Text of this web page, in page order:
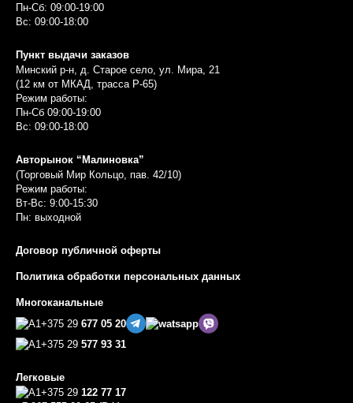
Пн-Сб: 09:00-19:00
Вс: 09:00-18:00
Пункт выдачи заказов
Минский р-н, д. Старое село, ул. Мира, 21
(12 км от МКАД, трасса P-65)
Режим работы:
Пн-Сб 09:00-19:00
Вс: 09:00-18:00
Авторынок “Малиновка”
(Торговый Мир Кольцо, пав. 42/10)
Режим работы:
Вт-Вс: 9:00-15:30
Пн: выходной
Договор публичной оферты
Политика обработки персональных данных
Многоканальные
+375 29 677 05 20
+375 29 577 93 31
Легковые
+375 29 122 77 17